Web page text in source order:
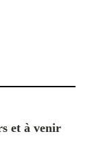
et à venir